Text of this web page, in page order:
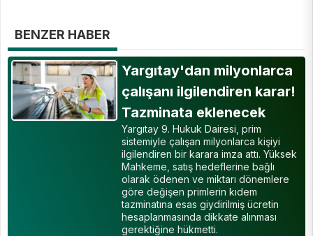
BENZER HABER
Yargıtay'dan milyonlarca
çalışanı ilgilendiren karar!
Tazminata eklenecek
Yargıtay 9. Hukuk Dairesi, prim
sistemiyle çalışan milyonlarca kişiyi
ilgilendiren bir karara imza attı. Yüksek
Mahkeme, satış hedeflerine bağlı
olarak ödenen ve miktarı dönemlere
göre değişen primlerin kıdem
tazminatına esas giydirilmiş ücretin
hesaplanmasında dikkate alınması
gerektiğine hükmetti.